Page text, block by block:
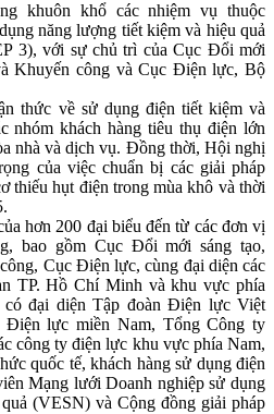
khuôn khổ các nhiệm vụ thuộc
năng lượng tiết kiệm và hiệu quả
3), với sự chủ trì của Cục Đổi mới
Khuyến công và Cục Điện lực, Bộ
thức về sử dụng điện tiết kiệm và
nhóm khách hàng tiêu thụ điện lớn
nhà và dịch vụ. Đồng thời, Hội nghị
của việc chuẩn bị các giải pháp
thiếu hụt điện trong mùa khô và thời
hơn 200 đại biểu đến từ các đơn vị
bao gồm Cục Đổi mới sáng tạo,
Cục Điện lực, cùng đại diện các
TP. Hồ Chí Minh và khu vực phía
đại diện Tập đoàn Điện lực Việt
lực miền Nam, Tổng Công ty
công ty điện lực khu vực phía Nam,
quốc tế, khách hàng sử dụng điện
Mạng lưới Doanh nghiệp sử dụng
(VESN) và Cộng đồng giải pháp